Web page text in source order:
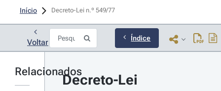
Início Decreto-Lei n.º 549/77
Voltar Índice
Relacionados
Decreto-Lei